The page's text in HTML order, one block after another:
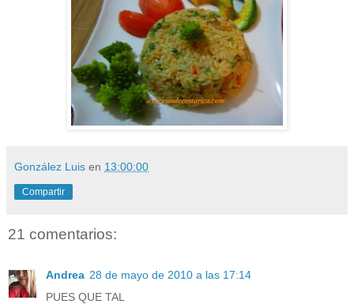
González Luis en 13:00:00
Compartir
21 comentarios:
Andrea 28 de mayo de 2010 a las 17:14
PUES QUE TAL